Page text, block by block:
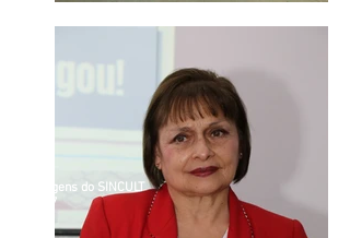
Imagens do SINCULT
2017